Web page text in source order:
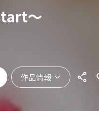
～
作品情報